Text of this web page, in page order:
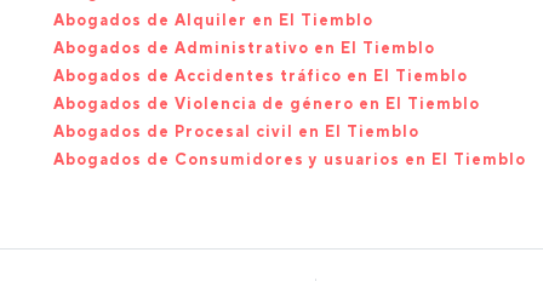
Abogados de Alquiler en El Tiemblo
Abogados de Administrativo en El Tiemblo
Abogados de Accidentes tráfico en El Tiemblo
Abogados de Violencia de género en El Tiemblo
Abogados de Procesal civil en El Tiemblo
Abogados de Consumidores y usuarios en El Tiemblo